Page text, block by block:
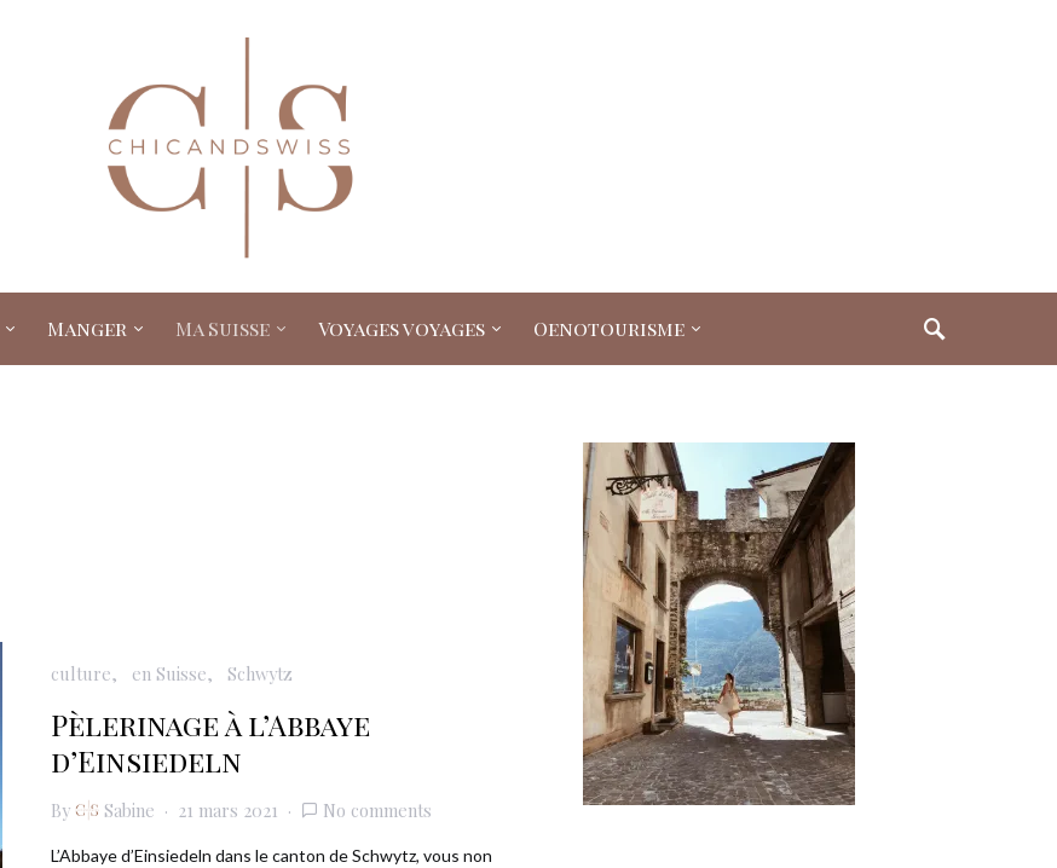
Manger Ma Suisse Voyages voyages Oenotourisme
culture en Suisse Schwytz
Pèlerinage à l’Abbaye
d’Einsiedeln
By Sabine 21 mars 2021 No comments
L’Abbaye d’Einsiedeln dans le canton de Schwytz, vous non